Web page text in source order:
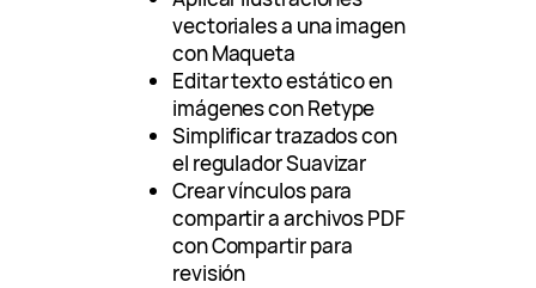
vectoriales a una imagen
con Maqueta
Editar texto estático en
imágenes con Retype
Simplificar trazados con
el regulador Suavizar
Crear vínculos para
compartir a archivos PDF
con Compartir para
revisión